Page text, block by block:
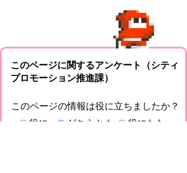
このページに関するアンケート（シティ
プロモーション推進課）
このページの情報は役に立ちましたか？
役に
どちらとも
役にたた